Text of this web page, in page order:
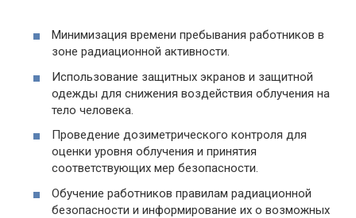
Минимизация времени пребывания работников в
зоне радиационной активности.
Использование защитных экранов и защитной
одежды для снижения воздействия облучения на
тело человека.
Проведение дозиметрического контроля для
оценки уровня облучения и принятия
соответствующих мер безопасности.
Обучение работников правилам радиационной
безопасности и информирование их о возможных